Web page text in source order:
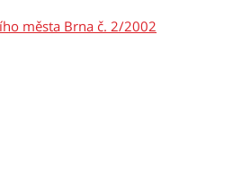
města Brna č. 2/2002